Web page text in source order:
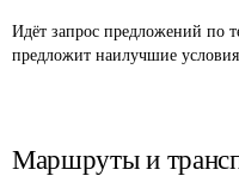
Идёт запрос предложений по
предложит наилучшие
Маршруты и